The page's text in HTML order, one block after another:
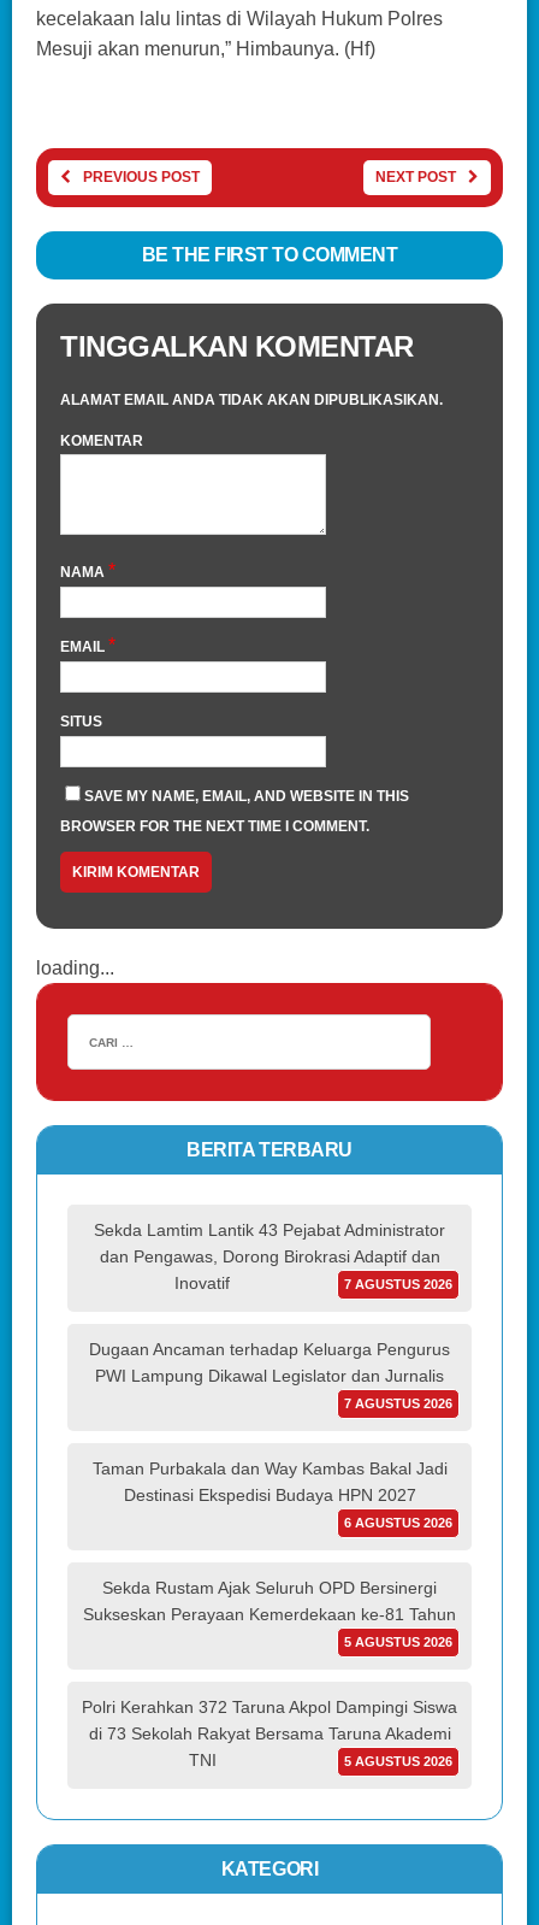
kecelakaan lalu lintas di Wilayah Hukum Polres
Mesuji akan menurun,” Himbaunya. (Hf)
PREVIOUS POST NEXT POST
BE THE FIRST TO COMMENT
TINGGALKAN KOMENTAR
ALAMAT EMAIL ANDA TIDAK AKAN DIPUBLIKASIKAN.
KOMENTAR
NAMA *
EMAIL *
SITUS
SAVE MY NAME, EMAIL, AND WEBSITE IN THIS
BROWSER FOR THE NEXT TIME I COMMENT.
loading...
BERITA TERBARU
Sekda Lamtim Lantik 43 Pejabat Administrator
dan Pengawas, Dorong Birokrasi Adaptif dan
Inovatif
7 AGUSTUS 2026
Dugaan Ancaman terhadap Keluarga Pengurus
PWI Lampung Dikawal Legislator dan Jurnalis
7 AGUSTUS 2026
Taman Purbakala dan Way Kambas Bakal Jadi
Destinasi Ekspedisi Budaya HPN 2027
6 AGUSTUS 2026
Sekda Rustam Ajak Seluruh OPD Bersinergi
Sukseskan Perayaan Kemerdekaan ke-81 Tahun
5 AGUSTUS 2026
Polri Kerahkan 372 Taruna Akpol Dampingi Siswa
di 73 Sekolah Rakyat Bersama Taruna Akademi
TNI
5 AGUSTUS 2026
KATEGORI